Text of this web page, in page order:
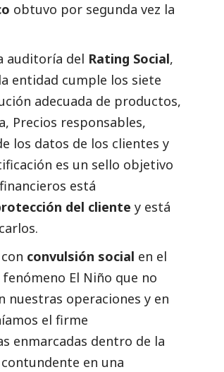
obtuvo por segunda vez la
auditoría del Rating Social,
entidad cumple los siete
adecuada de productos,
Precios responsables,
los datos de los clientes y
es un sello objetivo
está
del cliente y está
convulsión social en el
El Niño que no
operaciones y en
el firme
enmarcadas dentro de la
en una